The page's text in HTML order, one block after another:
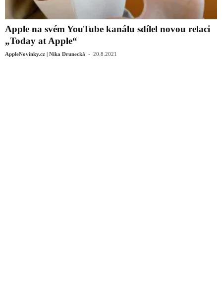
Apple na svém YouTube kanálu sdílel novou relaci
„Today at Apple“
AppleNovinky.cz | Nika Drunecká - 20.8.2021